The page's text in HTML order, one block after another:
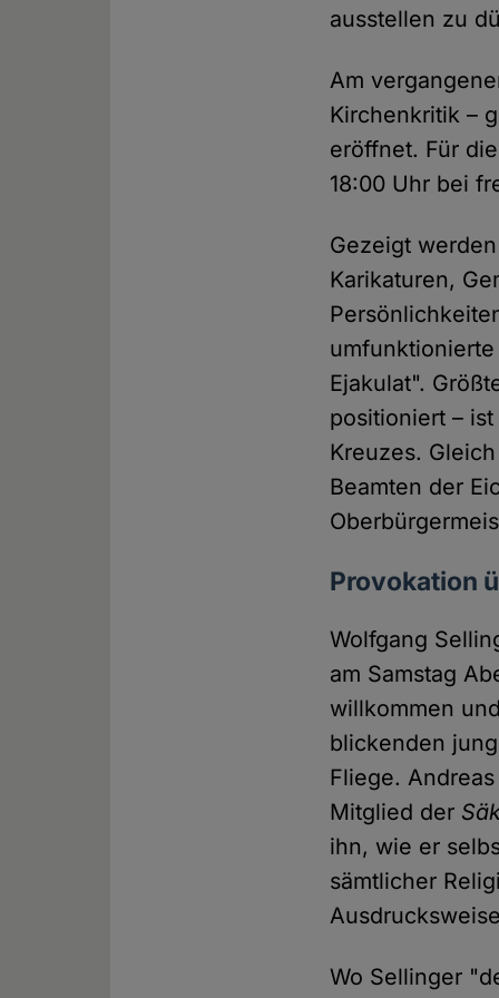
ausstellen zu
Am
Kirchenkritik –
eröffnet. Für
18:00 Uhr bei
Gezeigt
Karikaturen,
Ejakulat".
positioniert –
Kreuzes.
Beamten der
Provokation
Wolfgang
am Samstag
willkommen
blickenden
Fliege.
Mitglied der
ihn, wie er
sämtlicher
Wo Sellinger